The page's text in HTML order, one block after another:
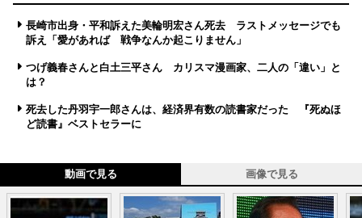
長崎市出身・平和訴えた美輪明宏さん死去 ラストメッセージでも
訴え「愛があれば 戦争なんか起こりません」
つげ義春さんと白土三平さん カリスマ漫画家、二人の「違い」と
は？
死去した丹羽宇一郎さんは、経済界有数の読書家だった 『死ぬほ
ど読書』ベストセラーに
動画で見る 画像で見る